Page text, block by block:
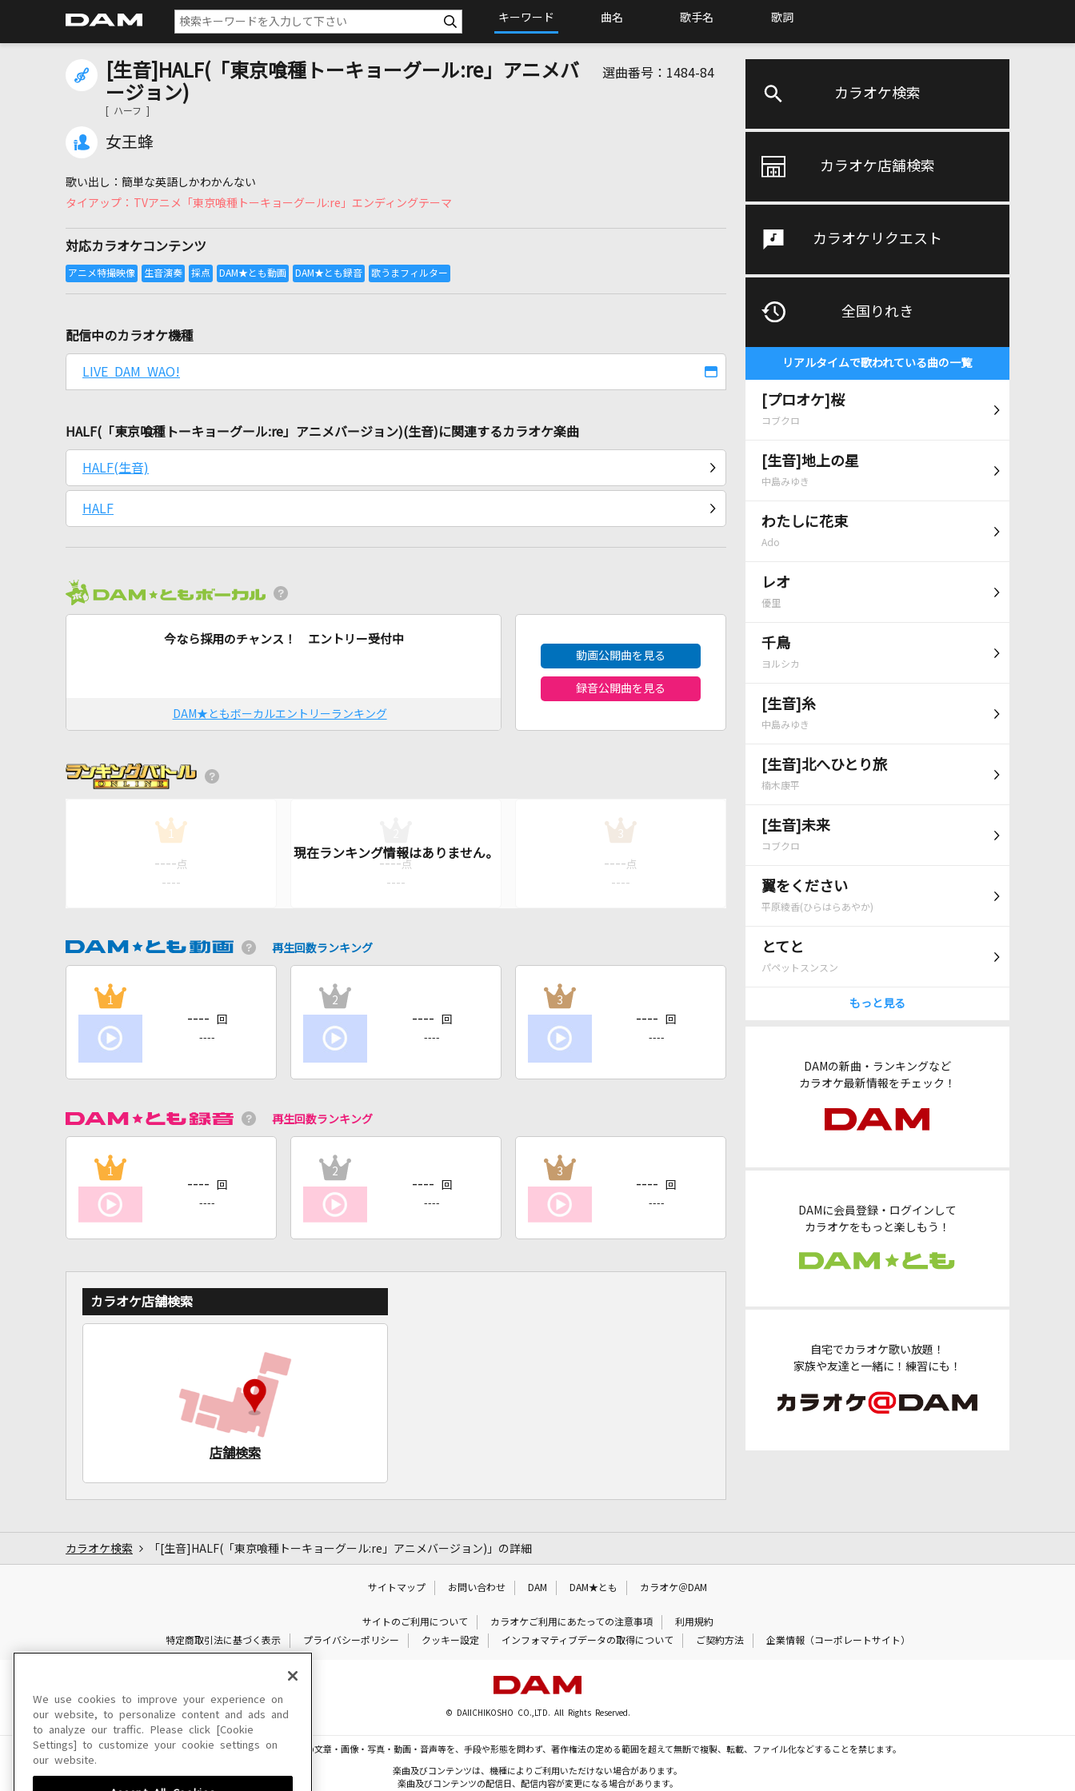
キーワード 曲名 歌手名 歌詞
カラオケ検索
カラオケ店舗検索
カラオケリクエスト
全国りれき
リアルタイムで歌われている曲の一覧
[プロオケ]桜
コブクロ
[生音]地上の星
中島みゆき
わたしに花束
Ado
レオ
優里
千鳥
ヨルシカ
[生音]糸
中島みゆき
[生音]北へひとり旅
楠木康平
[生音]未来
コブクロ
翼をください
平原綾香(ひらはらあやか)
とてと
パペットスンスン
もっと見る
DAMの新曲・ランキングなど
カラオケ最新情報をチェック！
DAMに会員登録・ログインして
カラオケをもっと楽しもう！
自宅でカラオケ歌い放題！
家族や友達と一緒に！練習にも！
[生音]HALF(「東京喰種トーキョーグール:re」アニメバ
ージョン)
[ ハーフ ]
女王蜂
選曲番号： 1484-84
簡単な英語しかわかんない
TVアニメ「東京喰種トーキョーグール:re」エンディングテーマ
対応カラオケコンテンツ
配信中のカラオケ機種
LIVE DAM WAO!
HALF(「東京喰種トーキョーグール:re」アニメバージョン)(生音)に関連するカラオケ楽曲
HALF(生音)
HALF
今なら採用のチャンス！ エントリー受付中
DAM★ともボーカルエントリーランキング
動画公開曲を見る
録音公開曲を見る
1
---- 点
----
---- 点
----
3
---- 点
----
再生回数ランキング
1
---- 回
----
2
---- 回
----
3
---- 回
----
再生回数ランキング
1
---- 回
----
2
---- 回
----
3
---- 回
----
カラオケ店舗検索
店舗検索
カラオケ検索 「[生音]HALF(「東京喰種トーキョーグール:re」アニメバージョン)」の詳細
サイトマップ お問い合わせ DAM DAM★とも カラオケ＠DAM
サイトのご利用について カラオケご利用にあたっての注意事項
利用規約
特定商取引法に基づく表示
プライバシーポリシー クッキー設定 インフォマティブデータの取得について ご契約方法 企業情報（コーポレートサイト）
© DAIICHIKOSHO CO.,LTD. All Rights Reserved.
このサイトに掲載されている一切の文章・画像・写真・動画・音声等を、手段や形態を問わず、著作権法の定める範囲を超えて無断で複製、転載、ファイル化などすることを禁じます。
楽曲及びコンテンツは、機種によりご利用いただけない場合があります。
楽曲及びコンテンツの配信日、配信内容が変更になる場合があります。
We use cookies to improve your experience on
our website, to personalize content and ads and
to analyze our traffic. Please click [Cookie
Settings] to customize your cookie settings on
our website.